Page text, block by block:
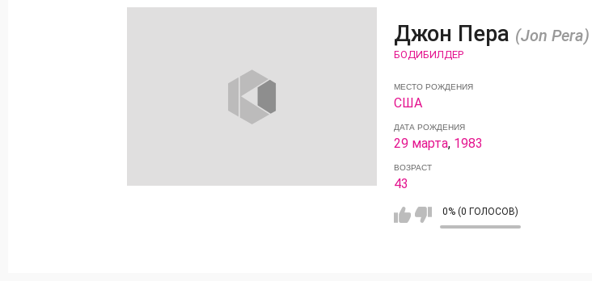
Джон Пера (Jon Pera)
БОДИБИЛДЕР
МЕСТО РОЖДЕНИЯ
США
ДАТА РОЖДЕНИЯ
29 марта, 1983
ВОЗРАСТ
43
0% (0 ГОЛОСОВ)